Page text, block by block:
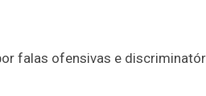
falas ofensivas e